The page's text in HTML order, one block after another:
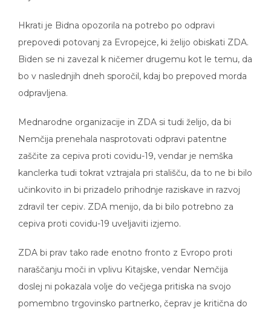
Hkrati je Bidna opozorila na potrebo po odpravi
prepovedi potovanj za Evropejce, ki želijo obiskati ZDA.
Biden se ni zavezal k ničemer drugemu kot le temu, da
bo v naslednjih dneh sporočil, kdaj bo prepoved morda
odpravljena.
Mednarodne organizacije in ZDA si tudi želijo, da bi
Nemčija prenehala nasprotovati odpravi patentne
zaščite za cepiva proti covidu-19, vendar je nemška
kanclerka tudi tokrat vztrajala pri stališču, da to ne bi bilo
učinkovito in bi prizadelo prihodnje raziskave in razvoj
zdravil ter cepiv. ZDA menijo, da bi bilo potrebno za
cepiva proti covidu-19 uveljaviti izjemo.
ZDA bi prav tako rade enotno fronto z Evropo proti
naraščanju moči in vplivu Kitajske, vendar Nemčija
doslej ni pokazala volje do večjega pritiska na svojo
pomembno trgovinsko partnerko, čeprav je kritična do